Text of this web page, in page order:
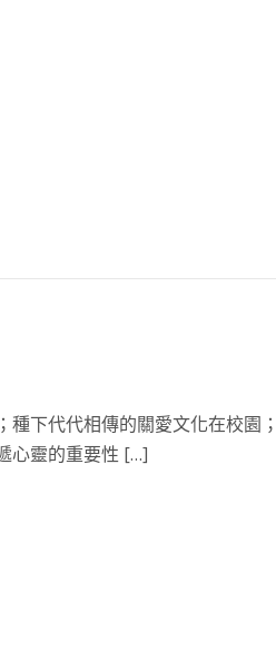
種下代代相傳的關愛文化在校園
心靈的重要性 […]